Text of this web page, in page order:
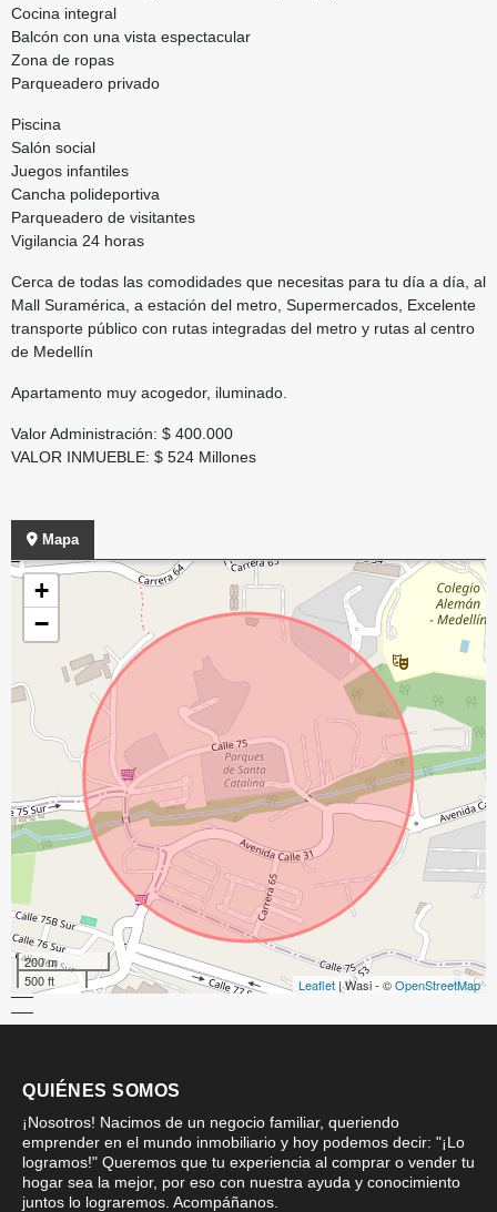
Cocina integral
Balcón con una vista espectacular
Zona de ropas
Parqueadero privado
Piscina
Salón social
Juegos infantiles
Cancha polideportiva
Parqueadero de visitantes
Vigilancia 24 horas
Cerca de todas las comodidades que necesitas para tu día a día, al
Mall Suramérica, a estación del metro, Supermercados, Excelente
transporte público con rutas integradas del metro y rutas al centro
de Medellín
Apartamento muy acogedor, iluminado.
Valor Administración: $ 400.000
VALOR INMUEBLE: $ 524 Millones
Mapa
+
−
200 m
500 ft
Leaflet | Wasi - ©OpenStreetMap
QUIÉNES SOMOS
¡Nosotros! Nacimos de un negocio familiar, queriendo
emprender en el mundo inmobiliario y hoy podemos decir: "¡Lo
logramos!" Queremos que tu experiencia al comprar o vender tu
hogar sea la mejor, por eso con nuestra ayuda y conocimiento
juntos lo lograremos. Acompáñanos.